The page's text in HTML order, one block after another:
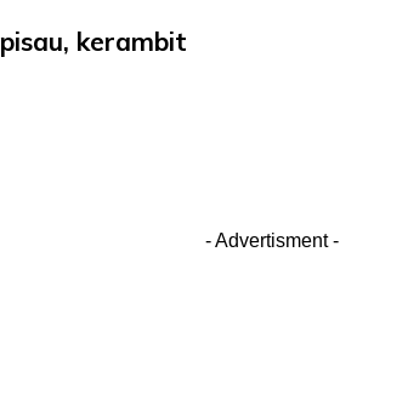
kerambit
- Advertisment -